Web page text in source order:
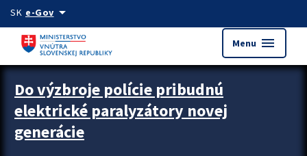
Preskocit na hlavný obsah
SK e-Govarrow_drop_down
Menu menu
Zastavit automatický posun upútavok
Do výzbroje polície pribudnú
elektrické paralyzátory novej
generácie